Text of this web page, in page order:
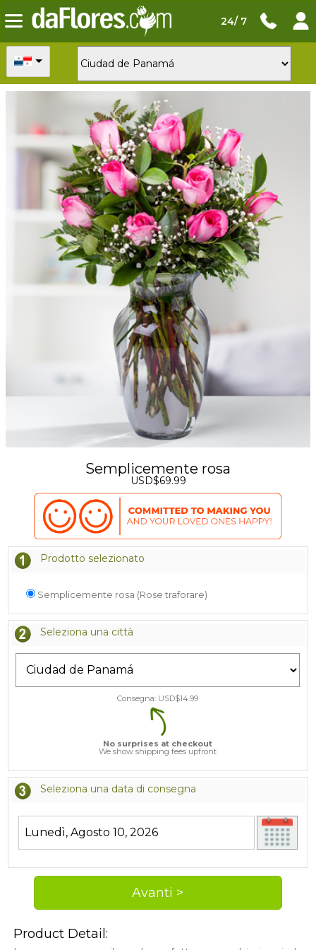
24/ 7
Semplicemente rosa
USD$69.99
Prodotto selezionato
Semplicemente rosa (Rose traforare)
Seleziona una città
Consegna: USD$14.99
No surprises at checkout
We show shipping fees upfront
Seleziona una data di consegna
Product Detail: